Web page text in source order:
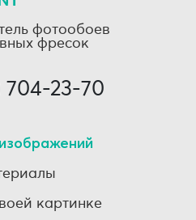
фотообоев
фресок
704-23-70
картинке